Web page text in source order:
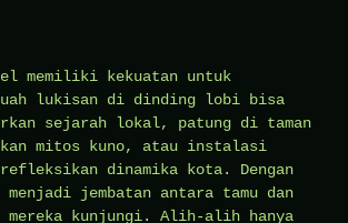
memiliki kekuatan untuk
lukisan di dinding lobi bisa
sejarah lokal, patung di taman
mitos kuno, atau instalasi
dinamika kota. Dengan
jembatan antara tamu dan
mereka kunjungi. Alih-alih hanya